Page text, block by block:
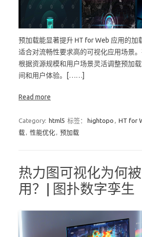
预加载能显著提升 HT for Web 应用的加
适合对流畅性要求高的可视化应用场景
根据资源规模和用户场景灵活调整预加
间和用户体验。[……]
Read more
Category: html5 标签： hightopo , HT for
载, 性能优化, 预加载
热力图可视化为何
用？| 图扑数字孪生